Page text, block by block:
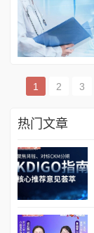
1 2 3
热门文章